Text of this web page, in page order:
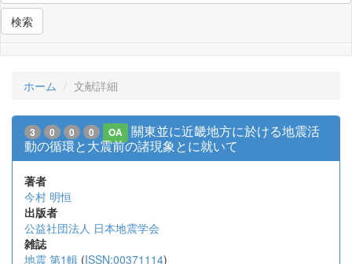
検索
ホーム 文献詳細
3 0 0 0 OA
關東並に近畿地方に於ける地震活
動の循環と大震前の諸現象とに就いて
著者
今村 明恒
出版者
公益社団法人 日本地震学会
雑誌
地震 第1輯 (ISSN:00371114)